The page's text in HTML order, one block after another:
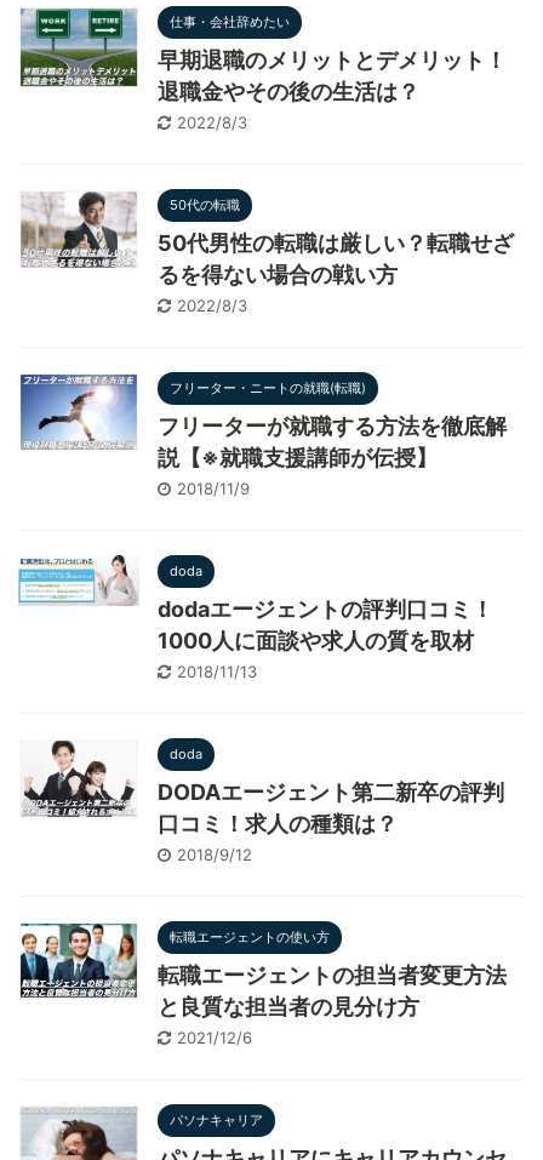
仕事・会社辞めたい
早期退職のメリットとデメリット！
退職金やその後の生活は？
2022/8/3
50代の転職
50代男性の転職は厳しい？転職せざ
るを得ない場合の戦い方
2022/8/3
フリーター・ニートの就職(転職)
フリーターが就職する方法を徹底解
説【※就職支援講師が伝授】
2018/11/9
doda
dodaエージェントの評判口コミ！
1000人に面談や求人の質を取材
2018/11/13
doda
DODAエージェント第二新卒の評判
口コミ！求人の種類は？
2018/9/12
転職エージェントの使い方
転職エージェントの担当者変更方法
と良質な担当者の見分け方
2021/12/6
パソナキャリア